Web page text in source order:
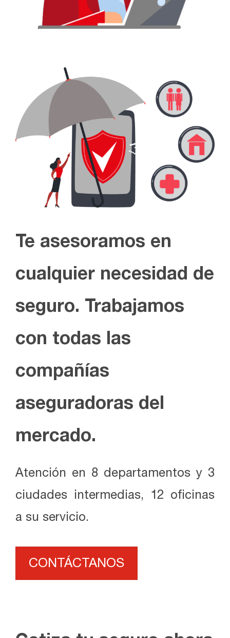
Te asesoramos en
cualquier necesidad de
seguro. Trabajamos
con todas las
compañías
aseguradoras del
mercado.
Atención en 8 departamentos y 3
ciudades intermedias, 12 oficinas
a su servicio.
CONTÁCTANOS